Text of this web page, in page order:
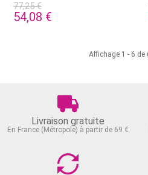
77,25 €
54,08 €
Affichage 1 - 6 de
Livraison gratuite
En France (Métropole) à partir de 69 €